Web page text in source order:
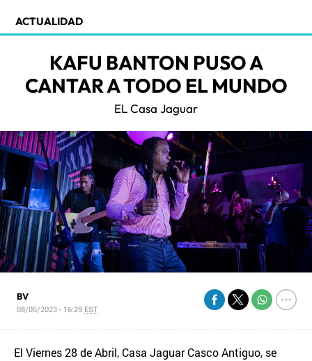
ACTUALIDAD
KAFU BANTON PUSO A
CANTAR A TODO EL MUNDO
EL Casa Jaguar
BV
08/05/2023 - 16:29 EST
El Viernes 28 de Abril, Casa Jaguar Casco Antiguo, se